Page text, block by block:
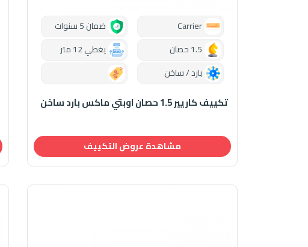
بارد / ساخن
ضمان 5 سنوات
يغطي 12 متر
تكييف كاريير 1.5 حصان اوبتي ماكس بارد ساخن
مشاهدة عروض التكييف